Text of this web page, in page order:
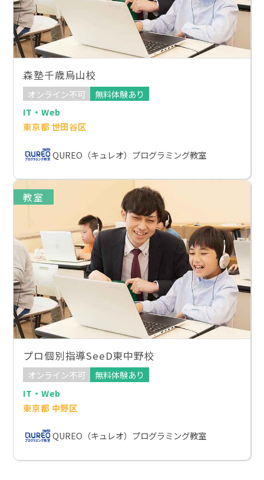
森塾千歳烏山校
オンライン不可
無料体験あり
IT・Web
東京都 世田谷区
QUREO（キュレオ）プログラミング教室
教室
プロ個別指導SeeD東中野校
オンライン不可
無料体験あり
IT・Web
東京都 中野区
QUREO（キュレオ）プログラミング教室